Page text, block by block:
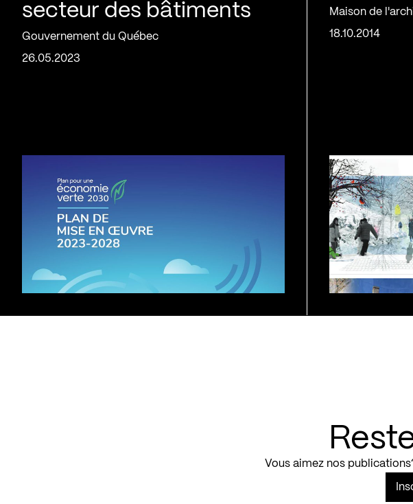
secteur des bâtiments
Gouvernement du Québec
26.05.2023
Maison de
18.10.2014
Vous aimez nos